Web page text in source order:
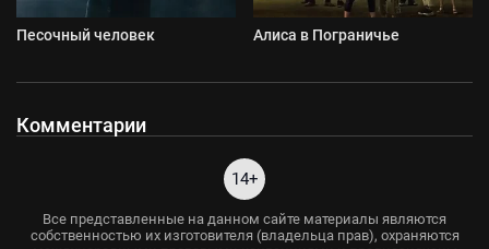
Песочный человек Алиса в Пограничье
Комментарии
14+
Все представленные на данном сайте материалы являются
собственностью их изготовителя (владельца прав), охраняются